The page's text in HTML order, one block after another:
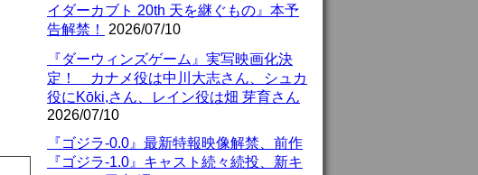
イダーカブト 20th 天を継ぐもの』本予
告解禁！
2026/07/10
『ダーウィンズゲーム』実写映画化決
定！ カナメ役は中川大志さん、シュカ
役にKōki,さん、レイン役は畑 芽育さん
2026/07/10
『ゴジラ-0.0』最新特報映像解禁、前作
『ゴジラ-1.0』キャスト続々続投、新キ